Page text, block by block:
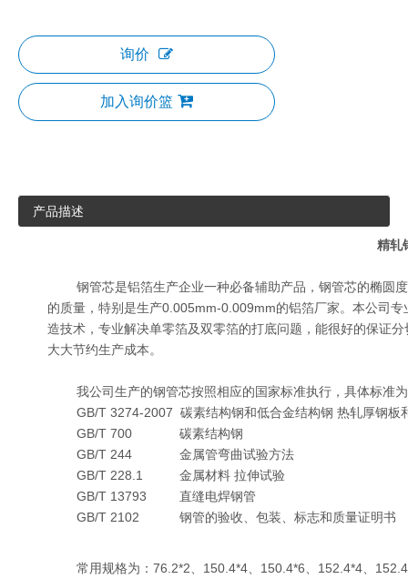
询价
加入询价篮
产品描述
精轧
钢管芯是铝箔生产企业一种必备辅助产品，钢管芯的椭圆
的质量，特别是生产0.005mm-0.009mm的铝箔厂家。本公司
造技术，专业解决单零箔及双零箔的打底问题，能很好的保证
大大节约生产成本。
我公司生产的钢管芯按照相应的国家标准执行，具体标准
GB/T 3274-2007 碳素结构钢和低合金结构钢 热轧厚钢板
GB/T 700 碳素结构钢
GB/T 244 金属管弯曲试验方法
GB/T 228.1 金属材料 拉伸试验
GB/T 13793 直缝电焊钢管
GB/T 2102 钢管的验收、包装、标志和质量证明书
常用规格为：76.2*2、150.4*4、150.4*6、152.4*4、